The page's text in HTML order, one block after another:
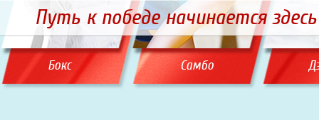
Путь к победе начинается
Бокс Самбо